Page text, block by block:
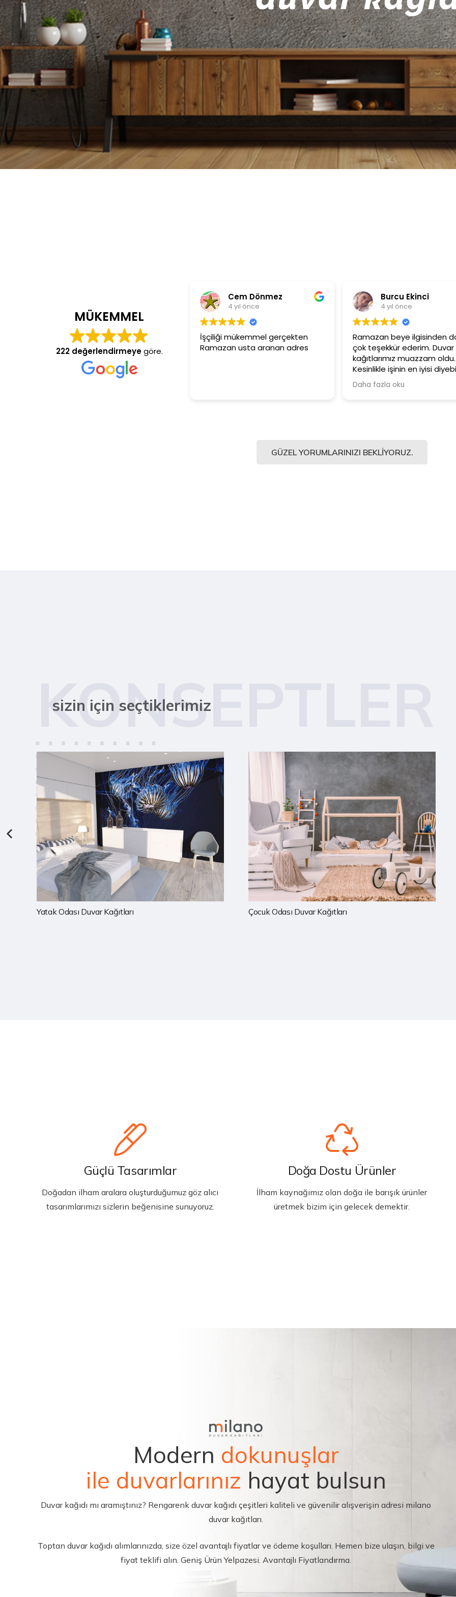
MÜKEMMEL
222 değerlendirmeyegöre.
Cem Dönmez
4 yıl önce
İşçiliği mükemmel gerçekten
Ramazan usta aranan adres
Burcu Ekinci
4 yıl önce
Ramazan beye ilgisinden
çok teşekkür ederim. Duvar
kağıtlarımız muazzam oldu.
Kesinlikle işinin en iyisi
Şiddetle tavsiye ediyorum.
Daha fazla oku
GÜZEL YORUMLARINIZI BEKLIYORUZ.
KONSEPTLER
sizin için seçtiklerimiz
Çocuk Odası Duvar Kağıtları Mutfak Duvar Kağıtları
Güçlü Tasarımlar
Doğadan ilham aralara oluşturduğumuz göz alıcı
tasarımlarımızı sizlerin beğenisine sunuyoruz.
Doğa Dostu Ürünler
İlham kaynağımız olan doğa ile barışık ürünler
üretmek bizim için gelecek demektir.
Modern dokunuşlar
ile duvarlarınız hayat bulsun
Duvar kağıdı mı aramıştınız? Rengarenk duvar kağıdı çeşitleri kaliteli ve güvenilir alışverişin adresi milano
duvar kağıtları.
Toptan duvar kağıdı alımlarınızda, size özel avantajlı fiyatlar ve ödeme koşulları. Hemen bize ulaşın, bilgi ve
fiyat teklifi alın. Geniş Ürün Yelpazesi. Avantajlı Fiyatlandırma.